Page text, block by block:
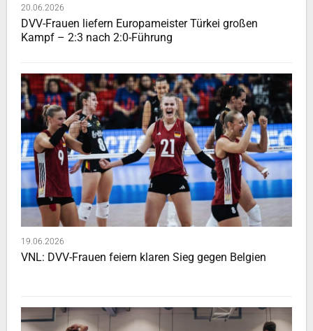
20.06.2026
DVV-Frauen liefern Europameister Türkei großen
Kampf – 2:3 nach 2:0-Führung
19.06.2026
VNL: DVV-Frauen feiern klaren Sieg gegen Belgien